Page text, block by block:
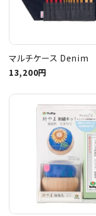
マルチケース Denim
13,200円